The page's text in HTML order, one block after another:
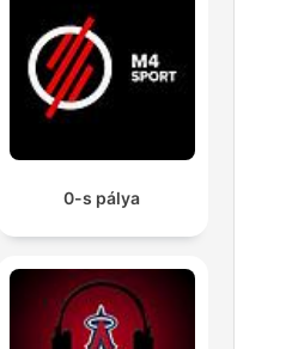
0-s pálya